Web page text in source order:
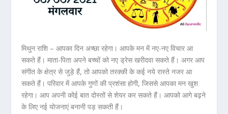
मिथुन राशि – आपका दिन अच्छा रहेगा। आपके मन में नए-नए विचार आ
सकते हैं। माता-पिता अपने बच्चों को नए ड्रेस खरीदवा सकते हैं। अगर आप
संगीत के क्षेत्र से जुड़े हैं, तो आपको तरक्की के कई नये रास्ते नजर आ
सकते हैं। परिवार में आपके गुणों की प्रशंसा होगी, जिससे आपका मन खुश
रहेगा। आप अपनी कोई बात दोस्तों से शेयर कर सकते हैं। आपको आगे बढ़ने
के लिए नई योजनाएं बनानी पड़ सकती हैं।